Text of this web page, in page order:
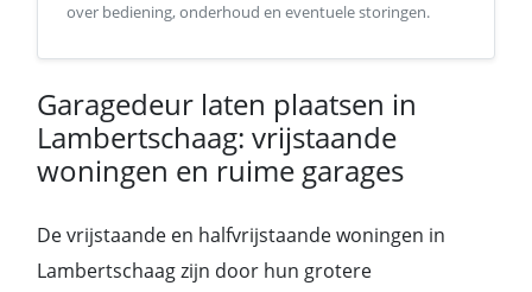
over bediening, onderhoud en eventuele storingen.
Garagedeur laten plaatsen in
Lambertschaag: vrijstaande
woningen en ruime garages
De vrijstaande en halfvrijstaande woningen in
Lambertschaag zijn door hun grotere